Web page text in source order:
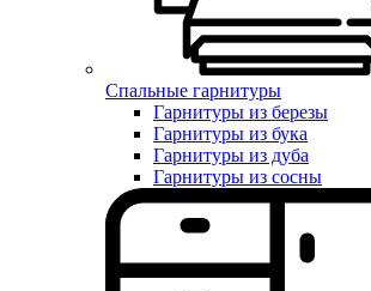
Спальные гарнитуры
Гарнитуры из березы
Гарнитуры из бука
Гарнитуры из дуба
Гарнитуры из сосны